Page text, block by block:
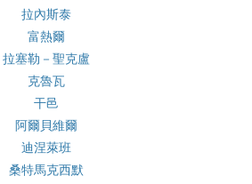
拉內斯泰
富熱爾
拉塞勒－聖克盧
克魯瓦
干邑
阿爾貝維爾
迪涅萊班
桑特馬克西默